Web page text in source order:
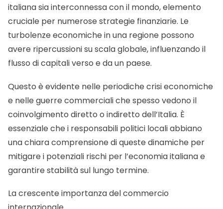
italiana sia interconnessa con il mondo, elemento
cruciale per numerose strategie finanziarie. Le
turbolenze economiche in una regione possono
avere ripercussioni su scala globale, influenzando il
flusso di capitali verso e da un paese.
Questo è evidente nelle periodiche crisi economiche
e nelle guerre commerciali che spesso vedono il
coinvolgimento diretto o indiretto dell’Italia. È
essenziale che i responsabili politici locali abbiano
una chiara comprensione di queste dinamiche per
mitigare i potenziali rischi per l’economia italiana e
garantire stabilità sul lungo termine.
La crescente importanza del commercio